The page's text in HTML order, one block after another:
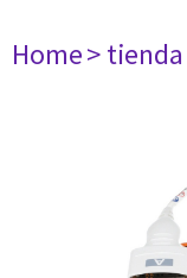
Home> tienda